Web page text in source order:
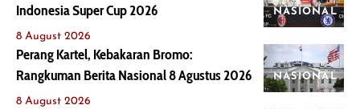
NASIONAL
Indonesia Super Cup 2026
8 August 2026
NASIONAL
Perang Kartel, Kebakaran Bromo:
Rangkuman Berita Nasional 8 Agustus 2026
8 August 2026